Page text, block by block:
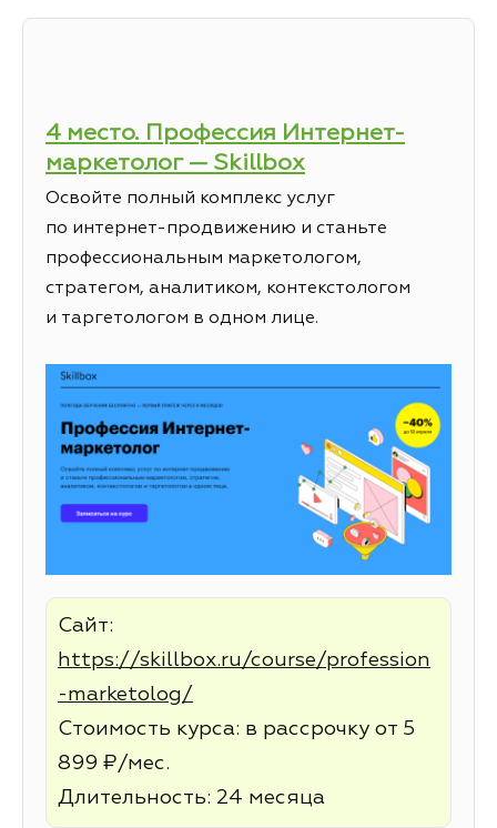
4 место. Профессия Интернет-
маркетолог — Skillbox
Освойте полный комплекс услуг
по интернет-продвижению и станьте
профессиональным маркетологом,
стратегом, аналитиком, контекстологом
и таргетологом в одном лице.
Сайт:
https://skillbox.ru/course/profession
-marketolog/
Стоимость курса: в рассрочку от 5
899 ₽/мес.
Длительность: 24 месяца